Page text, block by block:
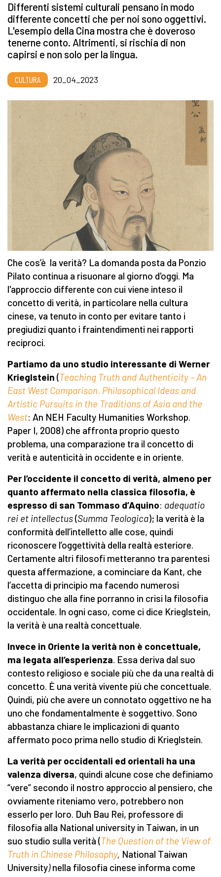
Differenti sistemi culturali pensano in modo
differente concetti che per noi sono oggettivi.
L'esempio della Cina mostra che è doveroso
tenerne conto. Altrimenti, si rischia di non
capirsi e non solo per la lingua.
CULTURA 20_04_2023
Che cos’è la verità? La domanda posta da Ponzio
Pilato continua a risuonare al giorno d'oggi. Ma
l'approccio differente con cui viene inteso il
concetto di verità, in particolare nella cultura
cinese, va tenuto in conto per evitare tanto i
pregiudizi quanto i fraintendimenti nei rapporti
reciproci.
Partiamo da uno studio interessante di Werner
Krieglstein (Teaching Truth and Authenticity – An
East West Comparison. Philosophical Ideas and
Artistic Pursuits in the Traditions of Asia and the
West: An NEH Faculty Humanities Workshop.
Paper I, 2008) che affronta proprio questo
problema, una comparazione tra il concetto di
verità e autenticità in occidente e in oriente.
Per l’occidente il concetto di verità, almeno per
quanto affermato nella classica filosofia, è
espresso di san Tommaso d’Aquino: adequatio
rei et intellectus(Summa Teologica); la verità è la
conformità dell’intelletto alle cose, quindi
riconoscere l’oggettività della realtà esteriore.
Certamente altri filosofi metteranno tra parentesi
questa affermazione, a cominciare da Kant, che
l’accetta di principio ma facendo numerosi
distinguo che alla fine porranno in crisi la filosofia
occidentale. In ogni caso, come ci dice Krieglstein,
la verità è una realtà concettuale.
Invece in Oriente la verità non è concettuale,
ma legata all’esperienza. Essa deriva dal suo
contesto religioso e sociale più che da una realtà di
concetto. È una verità vivente più che concettuale.
Quindi, più che avere un connotato oggettivo ne ha
uno che fondamentalmente è soggettivo. Sono
abbastanza chiare le implicazioni di quanto
affermato poco prima nello studio di Krieglstein.
La verità per occidentali ed orientali ha una
valenza diversa, quindi alcune cose che definiamo
“vere” secondo il nostro approccio al pensiero, che
ovviamente riteniamo vero, potrebbero non
esserlo per loro. Duh Bau Rei, professore di
filosofia alla National university in Taiwan, in un
suo studio sulla verità (The Question of the View of
Truth in Chinese Philosophy, National Taiwan
University)nella filosofia cinese informa come